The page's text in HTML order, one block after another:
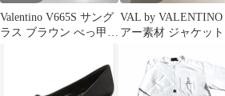
Valentino V665S サング
ラス ブラウン べっ甲柄
VAL by VALENTINO
アー素材 ジャケッ